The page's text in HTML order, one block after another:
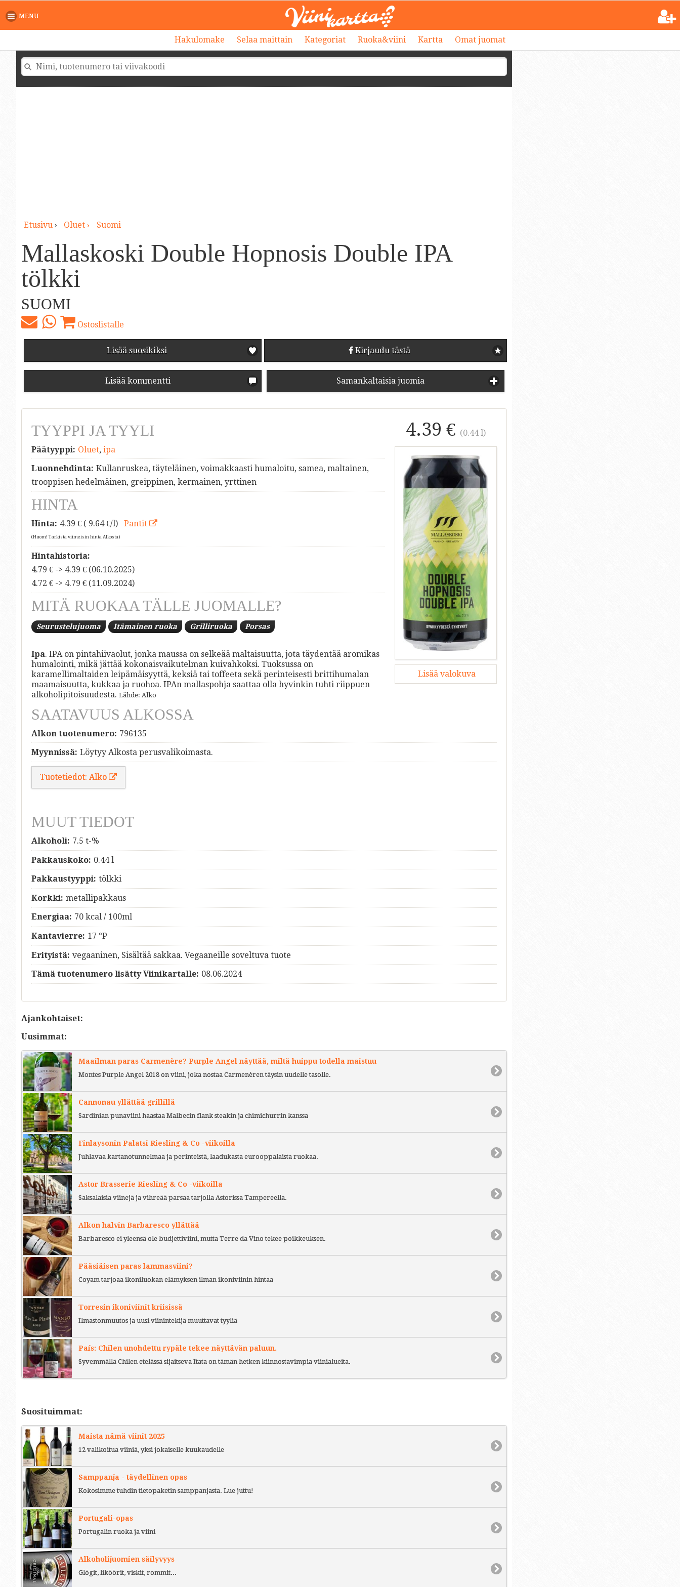
MENU
Hakulomake Selaa maittain Kategoriat Ruoka&viini Kartta Omat juomat
Etusivu› Oluet › Suomi
Mallaskoski Double Hopnosis Double IPA
tölkki
SUOMI
Ostoslistalle
Lisää suosikiksi Kirjaudu tästä
Lisää kommentti Samankaltaisia juomia
4.39 € (0.44 l)
Lisää valokuva
TYYPPI JA TYYLI
Päätyyppi: Oluet, ipa
Luonnehdinta: Kullanruskea, täyteläinen, voimakkaasti humaloitu, samea, maltainen,
trooppisen hedelmäinen, greippinen, kermainen, yrttinen
HINTA
Hinta: 4.39 € ( 9.64 €/l) Pantit
(Huom! Tarkista viimeisin hinta Alkosta)
Hintahistoria:
4.79 € -> 4.39 € (06.10.2025)
4.72 € -> 4.79 € (11.09.2024)
MITÄ RUOKAA TÄLLE JUOMALLE?
Seurustelujuoma Itämainen ruoka Grilliruoka Porsas
Ipa. IPA on pintahiivaolut, jonka maussa on selkeää maltaisuutta, jota täydentää aromikas
humalointi, mikä jättää kokonaisvaikutelman kuivahkoksi. Tuoksussa on
karamellimaltaiden leipämäisyyttä, keksiä tai toffeeta sekä perinteisesti brittihumalan
maamaisuutta, kukkaa ja ruohoa. IPAn mallaspohja saattaa olla hyvinkin tuhti riippuen
alkoholipitoisuudesta. Lähde: Alko
SAATAVUUS ALKOSSA
Alkon tuotenumero: 796135
Myynnissä: Löytyy Alkosta perusvalikoimasta.
Tuotetiedot: Alko
MUUT TIEDOT
Alkoholi: 7.5 t-%
Pakkauskoko: 0.44 l
Pakkaustyyppi: tölkki
Korkki: metallipakkaus
Energiaa: 70 kcal / 100ml
Kantavierre: 17 °P
Erityistä: vegaaninen, Sisältää sakkaa. Vegaaneille soveltuva tuote
Tämä tuotenumero lisätty Viinikartalle: 08.06.2024
Ajankohtaiset:
Uusimmat:
Maailman paras Carmenère? Purple Angel näyttää, miltä huippu todella maistuu
Montes Purple Angel 2018 on viini, joka nostaa Carmenèren täysin uudelle tasolle.
Cannonau yllättää grillillä
Sardinian punaviini haastaa Malbecin flank steakin ja chimichurrin kanssa
Finlaysonin Palatsi Riesling & Co -viikoilla
Juhlavaa kartanotunnelmaa ja perinteistä, laadukasta eurooppalaista ruokaa.
Astor Brasserie Riesling & Co -viikoilla
Saksalaisia viinejä ja vihreää parsaa tarjolla Astorissa Tampereella.
Alkon halvin Barbaresco yllättää
Barbaresco ei yleensä ole budjettiviini, mutta Terre da Vino tekee poikkeuksen.
Pääsiäisen paras lammasviini?
Coyam tarjoaa ikoniluokan elämyksen ilman ikoniviinin hintaa
Torresin ikoniviinit kriisissä
Ilmastonmuutos ja uusi viinintekijä muuttavat tyyliä
País: Chilen unohdettu rypäle tekee näyttävän paluun.
Syvemmällä Chilen etelässä sijaitseva Itata on tämän hetken kiinnostavimpia viinialueita.
Suosituimmat:
Maista nämä viinit 2025
12 valikoitua viiniä, yksi jokaiselle kuukaudelle
Samppanja - täydellinen opas
Kokosimme tuhdin tietopaketin samppanjasta. Lue juttu!
Portugali-opas
Portugalin ruoka ja viini
Alkoholijuomien säilyvyys
Glögit, liköörit, viskit, rommit...